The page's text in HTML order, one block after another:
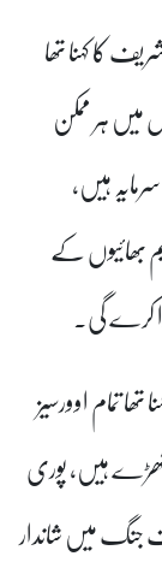
کا کہنا تھا
میں ہر ممکن
ہیں،
بھائیوں کے
کرے گی۔
تمام اوورسیز
کھڑے ہیں، پوری
جنگ میں شاندار